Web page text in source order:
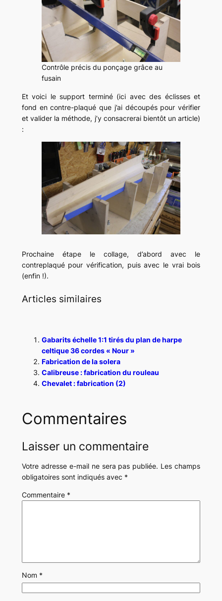
Contrôle précis du ponçage grâce au
fusain
Et voici le support terminé (ici avec des éclisses et
fond en contre-plaqué que j’ai découpés pour vérifier
et valider la méthode, j’y consacrerai bientôt un article)
:
Prochaine étape le collage, d’abord avec le
contreplaqué pour vérification, puis avec le vrai bois
(enfin !).
Articles similaires
Gabarits échelle 1:1 tirés du plan de harpe
celtique 36 cordes « Nour »
Fabrication de la solera
Calibreuse : fabrication du rouleau
Chevalet : fabrication (2)
Commentaires
Laisser un commentaire
Votre adresse e-mail ne sera pas publiée. Les champs
obligatoires sont indiqués avec *
Commentaire *
Nom *